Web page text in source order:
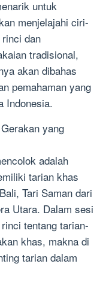
untuk
menjelajahi ciri-
dan
tradisional,
akan dibahas
pemahaman yang
Indonesia.
yang
adalah
tarian khas
Tari Saman dari
Utara. Dalam sesi
tentang tarian-
khas, makna di
tarian dalam